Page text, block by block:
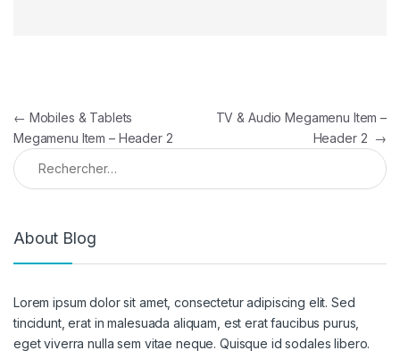
← Mobiles & Tablets
Megamenu Item – Header 2
TV & Audio Megamenu Item –
Header 2 →
About Blog
Lorem ipsum dolor sit amet, consectetur adipiscing elit. Sed
tincidunt, erat in malesuada aliquam, est erat faucibus purus,
eget viverra nulla sem vitae neque. Quisque id sodales libero.